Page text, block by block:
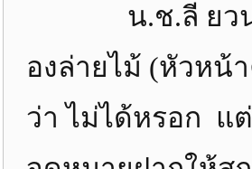
น.ช.ลี ยวน กว
องล่ายไม้ (หัวห
ว่า ไม่ได้หรอก